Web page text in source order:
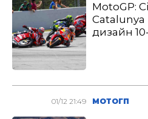
MotoGP:
Catalunya
дизайн
01/12 21:49 МОТОГП